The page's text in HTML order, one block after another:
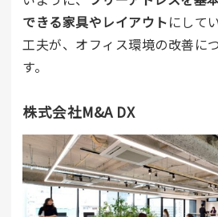
できる家具やレイアウトにして
工夫が、オフィス環境の改善に
す。
株式会社M&A DX